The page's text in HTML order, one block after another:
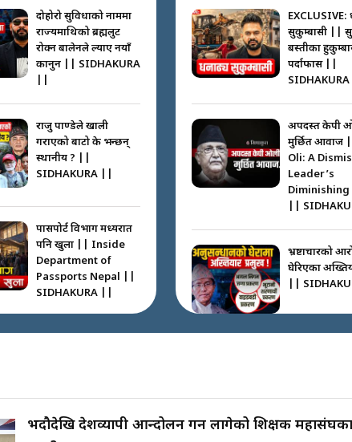
दोहोरो सुविधाको नाममा
राज्यमाथिको ब्रह्मलुट
रोक्न बालेनले ल्याए नयाँ
कानुन || SIDHAKURA
राजु पाण्डेले खाली
गराएको बाटो के भन्छन्
स्थानीय ? ||
SIDHAKURA ||
पासपोर्ट विभाग मध्यरात
पनि खुला || Inside
Department of
Passports Nepal ||
SIDHAKURA ||
EXCLUSIVE:
सुकुम्बासी ||
बस्तीका
पर्दाफास ||
अपदस्त केपी
मुर्छित आवाज
Oli: A
Leader’s
Diminishing
||
भ्रष्टाचारको
घेरिएका
||
over
Minister ||
SIDHAKURA
भदौदेखि देशव्यापी आन्दोलन गर्न लागेको शिक्षक